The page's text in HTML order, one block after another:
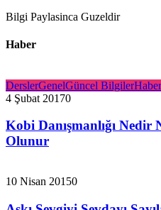
Bilgi Paylasinca Guzeldir
Haber
DerslerGenelGüncel BilgilerHaber
4 Şubat 20170
Kobi Danışmanlığı Nedir
Olunur
10 Nisan 20150